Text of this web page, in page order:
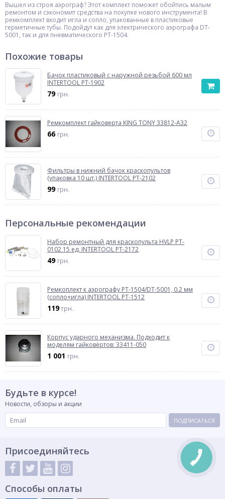
Вышел из строя аэрограф? Этот комплект поможет обойтись малым
ремонтом и сэкономит средства на покупке нового инструмента! В
ремкомплект входит игла и сопло, упакованные в пластиковые
герметичные тубы. Подойдут как для электрического аэрографа DT-
5001, так и для пневматического PT-1504.
Похожие товары
Бачок пластиковый с наружной резьбой 600 мл
INTERTOOL PT-1902
79 грн.
Ремкомплект гайковерта KING TONY 33812-A32
66 грн.
Фильтры в нижний бачок краскопультов
(упаковка 10 шт.) INTERTOOL PT-2102
99 грн.
Персональные рекомендации
Набор ремонтный для краскопульта HVLP PT-
0102 15 ед. INTERTOOL PT-2172
49 грн.
Ремкоплект к аэрографу РТ-1504/DT-5001, 0.2 мм
(сопло+игла) INTERTOOL PT-1512
119 грн.
Корпус ударного механизма. Подходит к
моделям гайковёртов: 33411-050
1 001 грн.
Будьте в курсе!
Новости, обзоры и акции
ПОДПИСАТЬСЯ
Присоединяйтесь
Способы оплаты